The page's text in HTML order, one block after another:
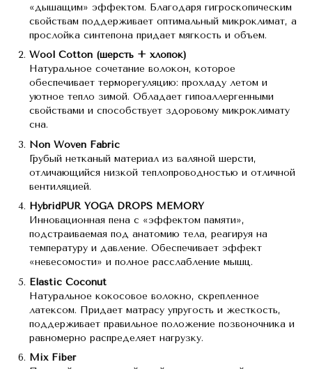
«дышащим» эффектом. Благодаря гигроскопическим
свойствам поддерживает оптимальный микроклимат, а
прослойка синтепона придает мягкость и объем.
Wool Cotton (шерсть + хлопок)
Натуральное сочетание волокон, которое
обеспечивает терморегуляцию: прохладу летом и
уютное тепло зимой. Обладает гипоаллергенными
свойствами и способствует здоровому микроклимату
сна.
Non Woven Fabric
Грубый нетканый материал из валяной шерсти,
отличающийся низкой теплопроводностью и отличной
вентиляцией.
HybridPUR YOGA DROPS MEMORY
Инновационная пена с «эффектом памяти»,
подстраиваемая под анатомию тела, реагируя на
температуру и давление. Обеспечивает эффект
«невесомости» и полное расслабление мышц.
Elastic Coconut
Натуральное кокосовое волокно, скрепленное
латексом. Придает матрасу упругость и жесткость,
поддерживает правильное положение позвоночника и
равномерно распределяет нагрузку.
Mix Fiber